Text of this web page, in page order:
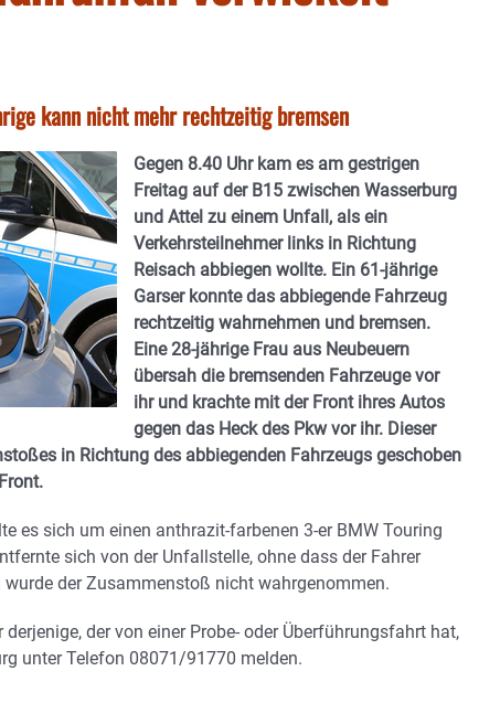
kann nicht mehr rechtzeitig bremsen
Gegen 8.40 Uhr kam es am gestrigen
Freitag auf der B15 zwischen Wasserburg
und Attel zu einem Unfall, als ein
Verkehrsteilnehmer links in Richtung
Reisach abbiegen wollte. Ein 61-jährige
Garser konnte das abbiegende Fahrzeug
rechtzeitig wahrnehmen und bremsen.
Eine 28-jährige Frau aus Neubeuern
übersah die bremsenden Fahrzeuge vor
ihr und krachte mit der Front ihres Autos
gegen das Heck des Pkw vor ihr. Dieser
in Richtung des abbiegenden Fahrzeugs geschoben
es sich um einen anthrazit-farbenen 3-er BMW Touring
sich von der Unfallstelle, ohne dass der Fahrer
der Zusammenstoß nicht wahrgenommen.
der von einer Probe- oder Überführungsfahrt hat,
unter Telefon 08071/91770 melden.